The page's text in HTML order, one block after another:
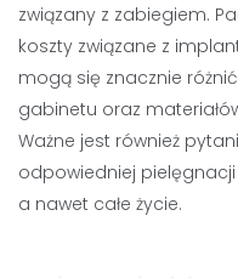
związany z zabiegiem.
koszty związane z
mogą się znacznie
gabinetu oraz
Ważne jest również
odpowiedniej pielęgnacji
a nawet całe życie.